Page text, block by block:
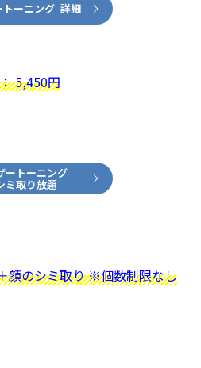
トーニング 詳細
5,450円
ートーニング
ミ取り放題
顔のシミ取り ※個数制限なし